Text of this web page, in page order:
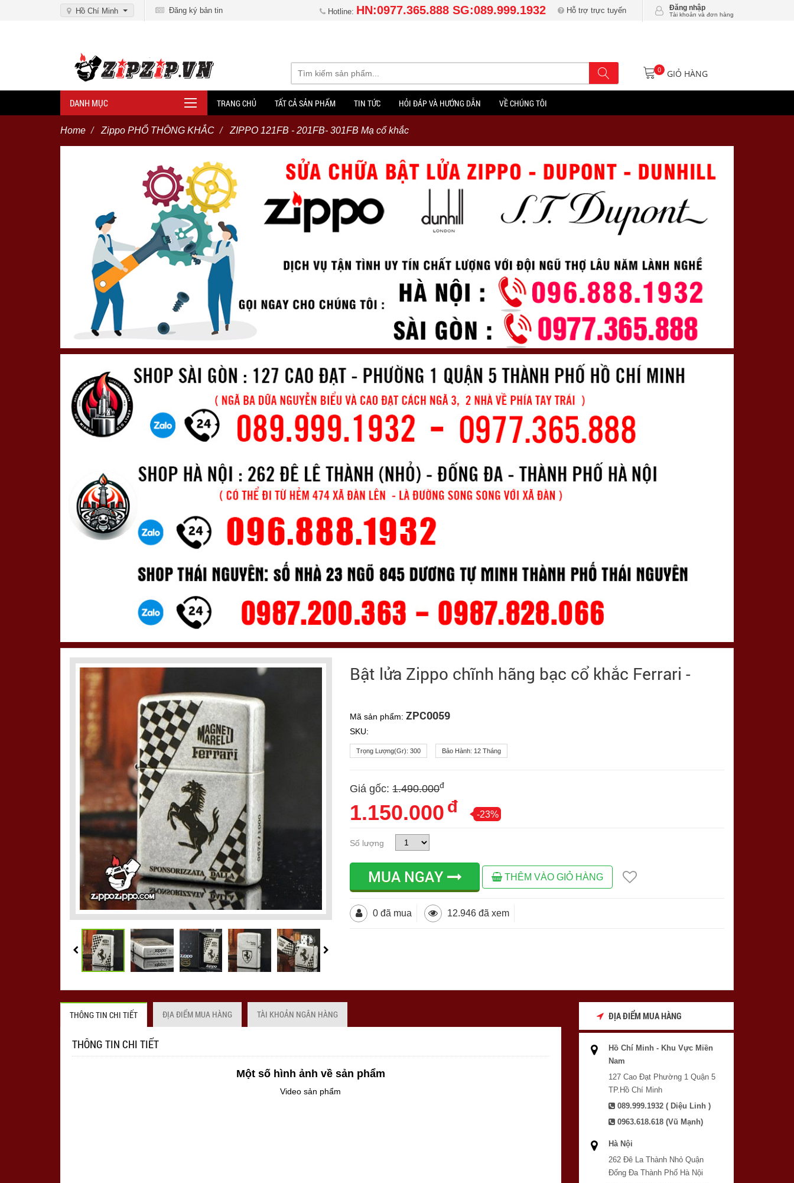
Hồ Chí Minh Đăng ký bản tin Hotline: HN:0977.365.888 SG:089.999.1932 Hỗ trợ trực tuyến Đăng nhập
Tài khoản và đơn hàng
0 GIỎ HÀNG
DANH MỤC TRANG CHỦ TẤT CẢ SẢN PHẨM TIN TỨC HỎI ĐÁP VÀ HƯỚNG DẪN VỀ CHÚNG TÔI
Home Zippo PHỔ THÔNG KHẮC ZIPPO 121FB - 201FB- 301FB Mạ cổ khắc
Bật lửa Zippo chĩnh hãng bạc cổ khắc Ferrari -
Mã sản phẩm:ZPC0059
SKU:
Trọng Lượng(gr):300 Bảo Hành: 12 Tháng
Giá gốc: 1.490.000đ
1.150.000 đ -23%
Số lượng
MUA NGAY THÊM VÀO GIỎ HÀNG
0 đã mua 12.946 đã xem
THÔNG TIN CHI TIẾT ĐỊA ĐIỂM MUA HÀNG TÀI KHOẢN NGÂN HÀNG
THÔNG TIN CHI TIẾT
Một số hình ảnh về sản phẩm
Video sản phẩm
ĐỊA ĐIỂM MUA HÀNG
Hồ Chí Minh - Khu Vực Miền
Nam
127 Cao Đạt Phường 1 Quận 5
TP.Hồ Chí Minh
089.999.1932 ( Diệu Linh )
0963.618.618 (Vũ Mạnh)
Hà Nội
262 Đê La Thành Nhỏ Quận
Đống Đa Thành Phố Hà Nội